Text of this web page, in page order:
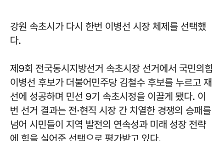
강원 속초시가 다시 한번 이병선 시장 체제를 선택했
다.
제9회 전국동시지방선거 속초시장 선거에서 국민의힘
이병선 후보가 더불어민주당 김철수 후보를 누르고 재
선에 성공하며 민선 9기 속초시정을 이끌게 됐다. 이
번 선거 결과는 전·현직 시장 간 치열한 경쟁의 승패를
넘어 시민들이 지역 발전의 연속성과 미래 성장 전략
에 힘을 실어준 선택으로 평가받고 있다.